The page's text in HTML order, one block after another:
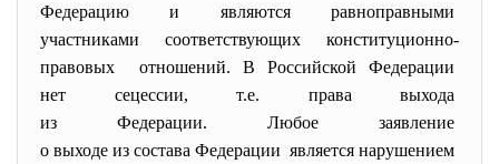
Федерацию и являются равноправными
участниками соответствующих конституционно-
правовых отношений. В Российской Федерации
нет сецессии, т.е. права выхода
из Федерации. Любое заявление
о выходе из состава Федерации является нарушением